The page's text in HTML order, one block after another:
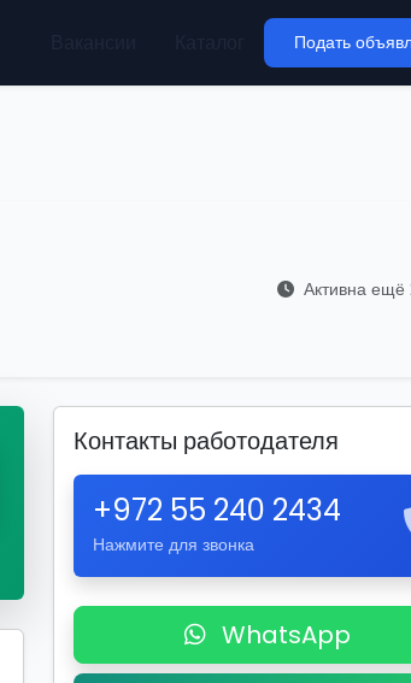
Подать
Активна ещё
Контакты работодателя
+972 55 240 2434
Нажмите для звонка
WhatsApp